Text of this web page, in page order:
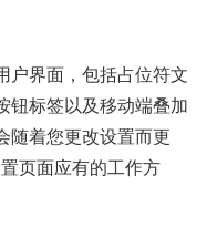
户界面，包括占位符文
钮标签以及移动端叠加
随着您更改设置而更
页面应有的工作方